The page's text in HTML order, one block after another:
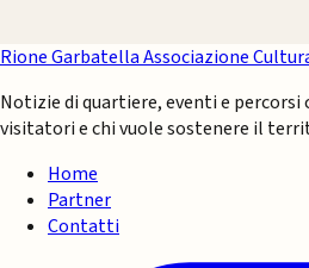
Rione GarbatellaAssociazione
Notizie di quartiere, eventi e percorsi
visitatori e chi vuole sostenere il
Home
Partner
Contatti